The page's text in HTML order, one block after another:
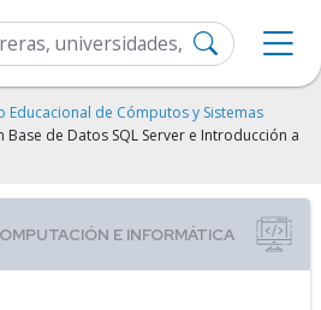
Educacional de Cómputos y Sistemas
de Datos SQL Server e Introducción a